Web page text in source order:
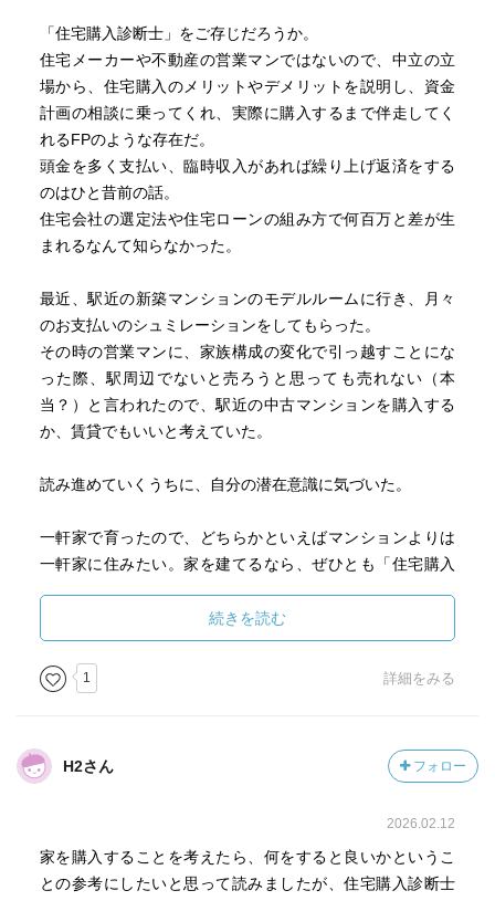
「住宅購入診断士」をご存じだろうか。
住宅メーカーや不動産の営業マンではないので、中立の立
場から、住宅購入のメリットやデメリットを説明し、資金
計画の相談に乗ってくれ、実際に購入するまで伴走してく
れるFPのような存在だ。
頭金を多く支払い、臨時収入があれば繰り上げ返済をする
のはひと昔前の話。
住宅会社の選定法や住宅ローンの組み方で何百万と差が生
まれるなんて知らなかった。
最近、駅近の新築マンションのモデルルームに行き、月々
のお支払いのシュミレーションをしてもらった。
その時の営業マンに、家族構成の変化で引っ越すことにな
った際、駅周辺でないと売ろうと思っても売れない（本
当？）と言われたので、駅近の中古マンションを購入する
か、賃貸でもいいと考えていた。
読み進めていくうちに、自分の潜在意識に気づいた。
一軒家で育ったので、どちらかといえばマンションよりは
一軒家に住みたい。家を建てるなら、ぜひとも「住宅購入
p8
住宅購入診断士とは「家を買おうと考えている人に、第3者
の立場から住宅や資金についてアドバイスする専門家」で
p51
住民税から控除してくれる「住宅ローン減税制度」があり
ますが、この制度は一定の建築年数を超えた中古住宅には
適用されません。
続きを読む
1 詳細をみる
H2さん フォロー
2026.02.12
家を購入することを考えたら、何をすると良いかというこ
との参考にしたいと思って読みましたが、住宅購入診断士